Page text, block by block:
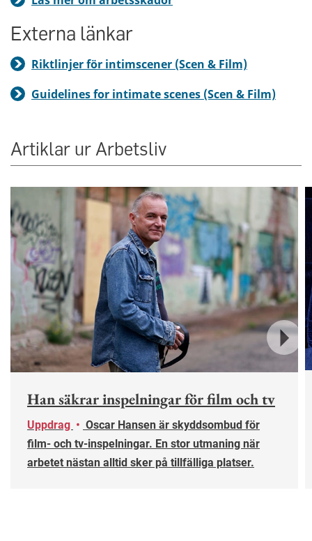
Externa länkar
Riktlinjer för intimscener (Scen & Film)
Guidelines for intimate scenes (Scen & Film)
Artiklar ur Arbetsliv
Nästa
Han säkrar inspelningar för film och tv
Uppdrag •
film- och tv-inspelningar. En stor utmaning när
arbetet nästan alltid sker på tillfälliga platser.